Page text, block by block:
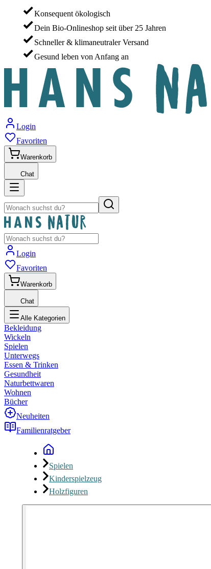
Konsequent ökologisch
Dein Bio-Onlineshop seit über 25 Jahren
Schneller & klimaneutraler Versand
Gesund leben von Anfang an
Login
Favoriten
Warenkorb
Chat
Login
Favoriten
Warenkorb
Chat
Alle Kategorien
Bekleidung
Wickeln
Spielen
Unterwegs
Essen & Trinken
Gesundheit
Naturbettwaren
Wohnen
Bücher
Neuheiten
Familienratgeber
Spielen
Kinderspielzeug
Holzfiguren